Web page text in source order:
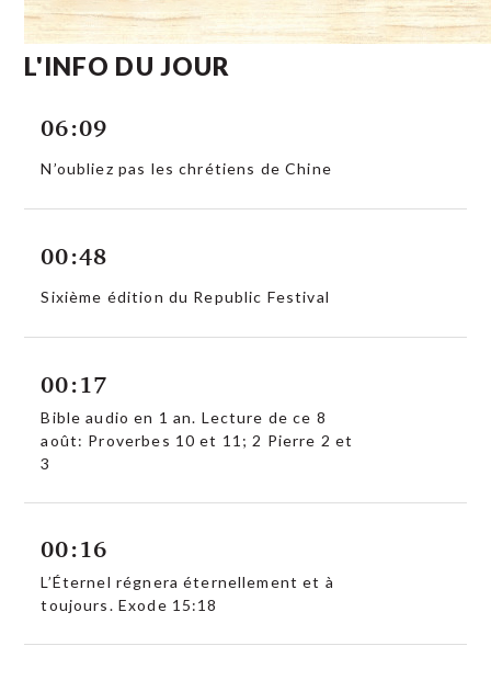
L'INFO DU JOUR
06:09
N’oubliez pas les chrétiens de Chine
00:48
Sixième édition du Republic Festival
00:17
Bible audio en 1 an. Lecture de ce 8
août: Proverbes 10 et 11; 2 Pierre 2 et
3
00:16
L’Éternel régnera éternellement et à
toujours. Exode 15:18